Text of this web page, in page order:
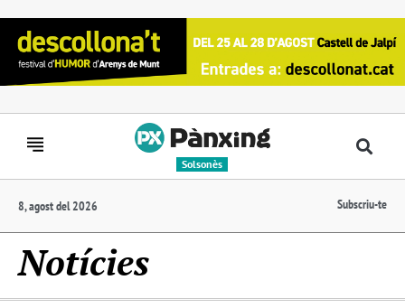
Solsonès
8, agost del 2026 Subscriu-te
Notícies